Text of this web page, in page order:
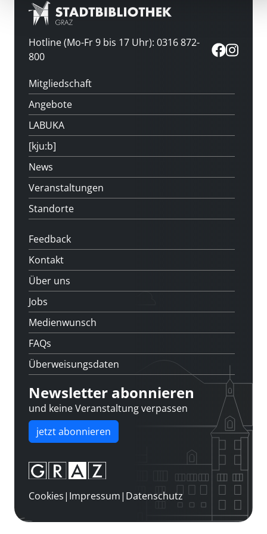
Hotline (Mo-Fr 9 bis 17 Uhr): 0316 872-
800
Mitgliedschaft
Angebote
LABUKA
[kju:b]
News
Veranstaltungen
Standorte
Feedback
Kontakt
Über uns
Jobs
Medienwunsch
FAQs
Überweisungsdaten
Newsletter abonnieren
und keine Veranstaltung verpassen
jetzt abonnieren
Cookies| Impressum| Datenschutz